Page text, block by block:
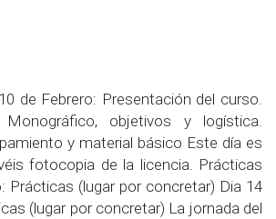
de Febrero: Presentación del curso.
objetivos y logística.
y material básico Este día es
fotocopia de la licencia. Prácticas
Prácticas (lugar por concretar) Dia 14
(lugar por concretar) La jornada del